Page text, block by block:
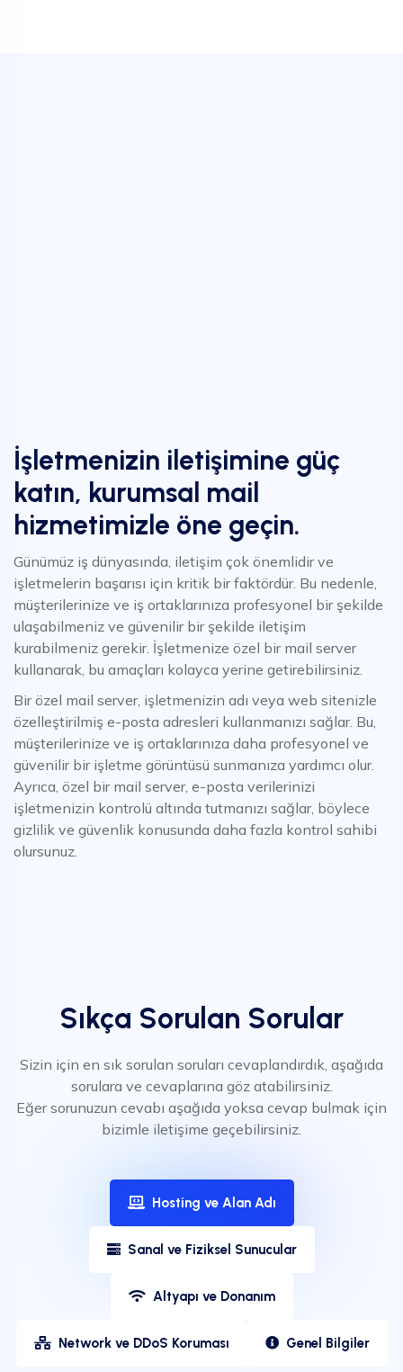
İşletmenizin iletişimine güç
katın, kurumsal mail
hizmetimizle öne geçin.
Günümüz iş dünyasında, iletişim çok önemlidir ve
işletmelerin başarısı için kritik bir faktördür. Bu nedenle,
müşterilerinize ve iş ortaklarınıza profesyonel bir şekilde
ulaşabilmeniz ve güvenilir bir şekilde iletişim
kurabilmeniz gerekir. İşletmenize özel bir mail server
kullanarak, bu amaçları kolayca yerine getirebilirsiniz.
Bir özel mail server, işletmenizin adı veya web sitenizle
özelleştirilmiş e-posta adresleri kullanmanızı sağlar. Bu,
müşterilerinize ve iş ortaklarınıza daha profesyonel ve
güvenilir bir işletme görüntüsü sunmanıza yardımcı olur.
Ayrıca, özel bir mail server, e-posta verilerinizi
işletmenizin kontrolü altında tutmanızı sağlar, böylece
gizlilik ve güvenlik konusunda daha fazla kontrol sahibi
olursunuz.
Sıkça Sorulan Sorular
Sizin için en sık sorulan soruları cevaplandırdık, aşağıda
sorulara ve cevaplarına göz atabilirsiniz.
Eğer sorunuzun cevabı aşağıda yoksa cevap bulmak için
bizimle iletişime geçebilirsiniz.
Hosting ve Alan Adı
Sanal ve Fiziksel Sunucular
Altyapı ve Donanım
Network ve DDoS Koruması Genel Bilgiler